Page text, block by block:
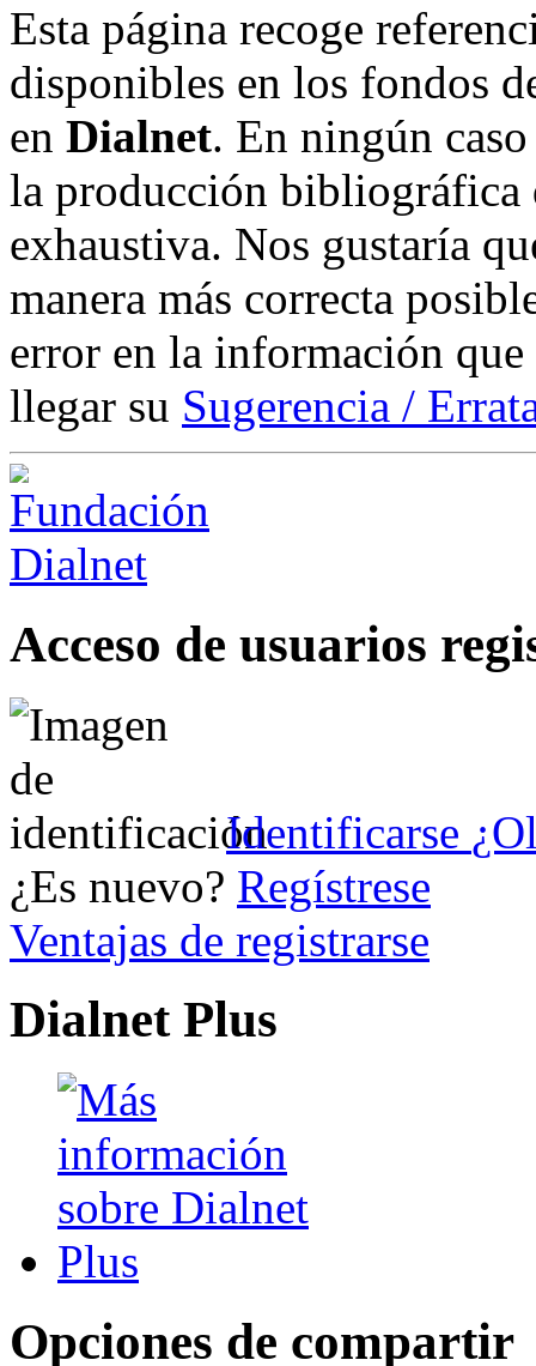
Esta página recoge
disponibles en los fondos
en Dialnet. En ningún
la producción bibliográfica
exhaustiva. Nos gustaría
manera más correcta
error en la información
llegar su Sugerencia /
Acceso de usuarios
Identificarse
¿Es nuevo? Regístrese
Ventajas de registrarse
Dialnet Plus
Opciones de compartir